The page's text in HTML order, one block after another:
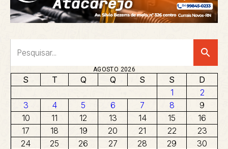
search
AGOSTO 2026
S T Q Q S S
D
1
2
3
4 5 6 7 8
9
10
11 12 13 14 15
16
17
18 19 20 21 22
23
24
25 26 27 28 29
30